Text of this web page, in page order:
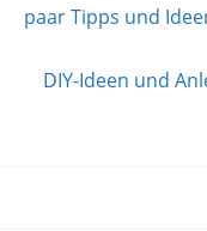
paar Tipps und
DIY-Ideen und